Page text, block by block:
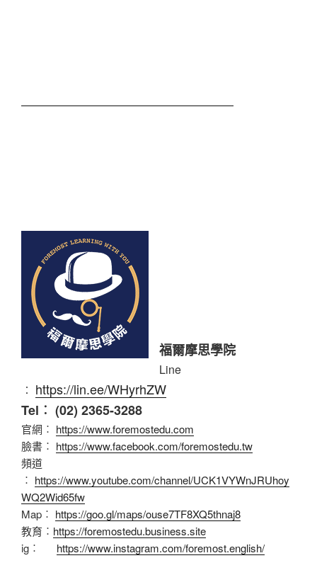
福爾摩思學院
Line
︰ https://lin.ee/WHyrhZW
Tel︰ (02) 2365-3288
官網︰ https://www.foremostedu.com
臉書︰ https://www.facebook.com/foremostedu.tw
頻道
︰ https://www.youtube.com/channel/UCK1VYWnJRUhoy
WQ2Wid65fw
Map︰ https://goo.gl/maps/ouse7TF8XQ5thnaj8
教育︰ https://foremostedu.business.site
ig︰ https://www.instagram.com/foremost.english/